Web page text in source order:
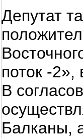
Депутат
поток -2»,
В
Балканы,